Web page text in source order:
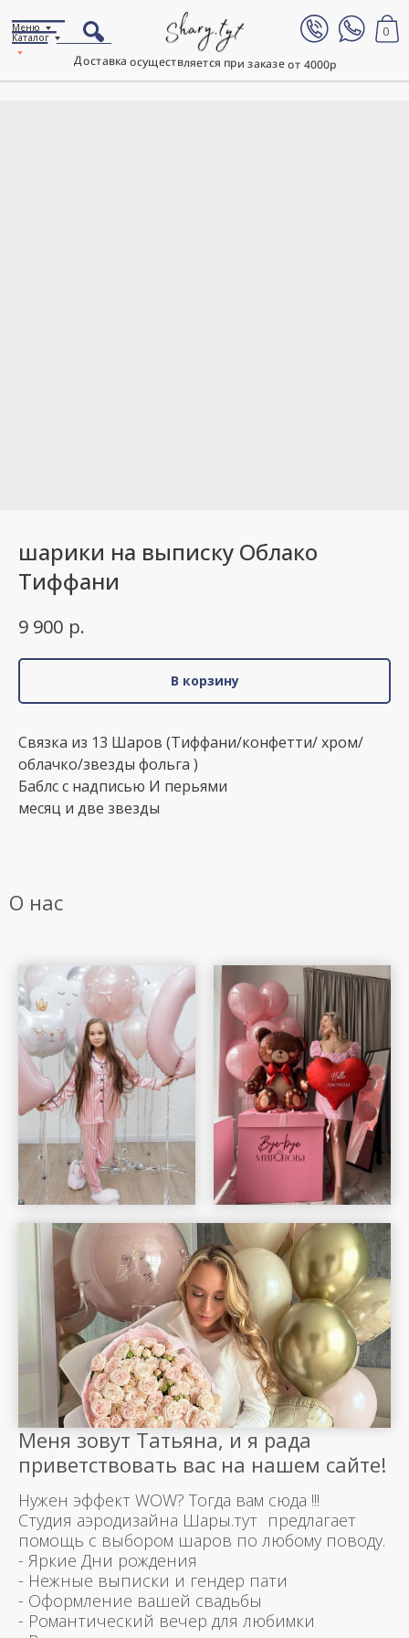
Доставка осуществляется при заказе от 4000р
0
Каталог
Меню
шарики на выписку Облако
Тиффани
9 900 р.
В корзину
Связка из 13 Шаров (Тиффани/конфетти/ хром/
облачко/звезды фольга )
Баблс с надписью И перьями
месяц и две звезды
О нас
Меня зовут Татьяна, и я рада
приветствовать вас на нашем сайте!
Нужен эффект WOW? Тогда вам сюда !!!
Студия аэродизайна Шары.тут предлагает
помощь с выбором шаров по любому поводу.
- Яркие Дни рождения
- Нежные выписки и гендер пати
- Оформление вашей свадьбы
- Романтический вечер для любимки